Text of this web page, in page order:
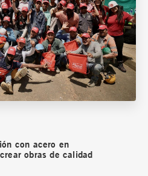
con acero en
obras de calidad